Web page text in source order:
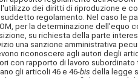
dei diritti di riproduzione e
regolamento. Nel caso le
per la determinazione
su richiesta della parte
una sanzione amministrativa
riconoscere agli autori degli
con rapporto di lavoro
gli articoli 46 e 46-bis della legge